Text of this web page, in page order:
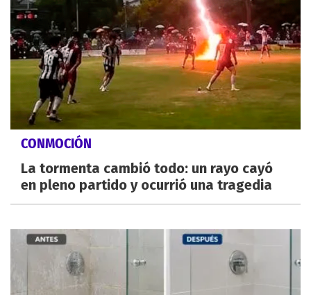
CONMOCIÓN
La tormenta cambió todo: un rayo cayó
en pleno partido y ocurrió una tragedia